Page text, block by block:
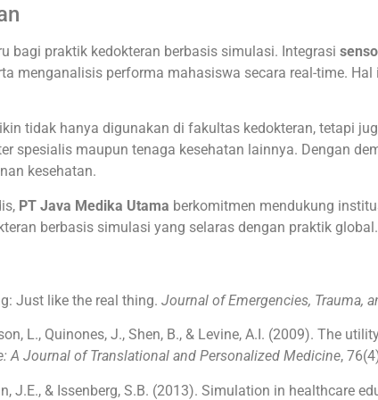
bagi praktik kedokteran berbasis simulasi. Integrasi
menganalisis performa mahasiswa secara real-time.
tidak hanya digunakan di fakultas kedokteran, tetapi
spesialis maupun tenaga kesehatan lainnya. Dengan
kesehatan.
PT Java Medika Utama berkomitmen mendukung
berbasis simulasi yang selaras dengan praktik global.
Just like the real thing. Journal of Emergencies, Trauma,
L., Quinones, J., Shen, B., & Levine, A.I. (2009). The
A Journal of Translational and Personalized Medicine,
J.E., & Issenberg, S.B. (2013). Simulation in healthcare